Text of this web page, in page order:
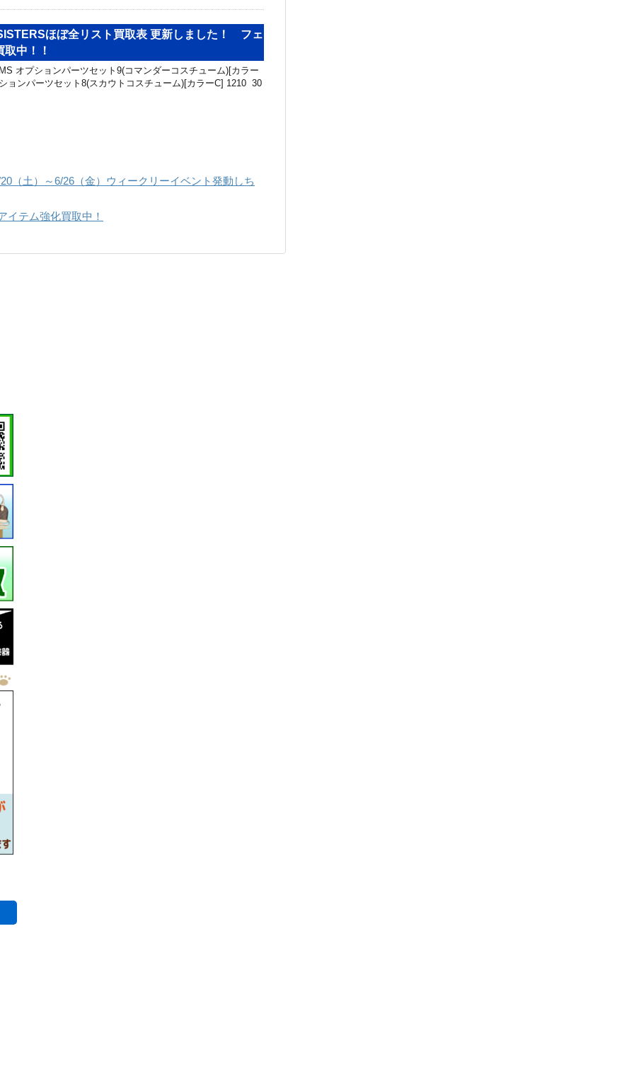
ほぼ全リスト買取表 更新しました！ フェ
中！！
オプションパーツセット9(コマンダーコスチューム)[カラー
ョンパーツセット8(スカウトコスチューム)[カラーC] 1210 30
（土）～6/26（金）ウィークリーイベント発動しち
テム強化買取中！